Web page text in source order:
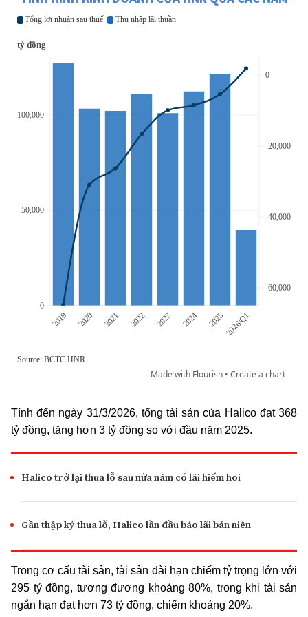
Tính đến ngày 31/3/2026, tổng tài sản của Halico đạt 368
tỷ đồng, tăng hơn 3 tỷ đồng so với đầu năm 2025.
Halico trở lại thua lỗ sau nửa năm có lãi hiếm hoi
Gần thập kỷ thua lỗ, Halico lần đầu báo lãi bán niên
Trong cơ cấu tài sản, tài sản dài hạn chiếm tỷ trọng lớn với
295 tỷ đồng, tương đương khoảng 80%, trong khi tài sản
ngắn hạn đạt hơn 73 tỷ đồng, chiếm khoảng 20%.